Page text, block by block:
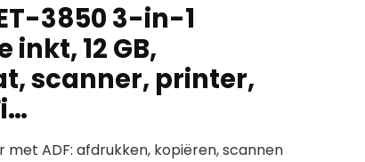
3850 3-in-1
12 GB,
scanner, printer,
ADF: afdrukken, kopiëren, scannen